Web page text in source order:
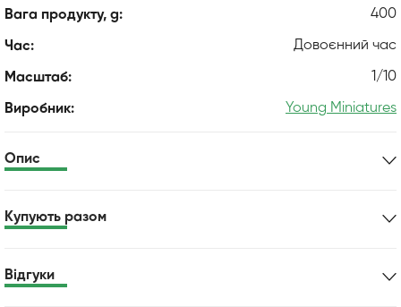
Вага продукту, g: 400
Час: Довоєнний час
Масштаб: 1/10
Виробник: Young Miniatures
Опис
Купують разом
Відгуки